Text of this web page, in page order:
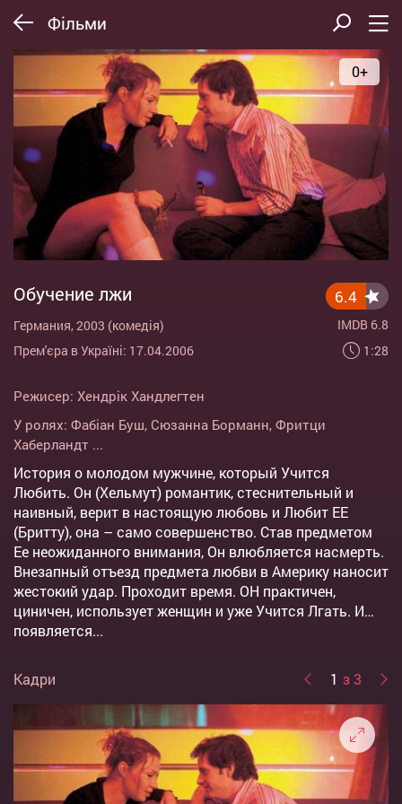
Фільми
0+
Обучение лжи
Германия, 2003 (комедія)
Прем'єра в Україні: 17.04.2006
6.4
IMDB 6.8
1:28
Режисер: Хендрік Хандлегтен
У ролях: Фабіан Буш, Сюзанна Борманн, Фритци
Хаберландт ...
История о молодом мужчине, который Учится
Любить. Он (Хельмут) романтик, стеснительный и
наивный, верит в настоящую любовь и Любит ЕЕ
(Бритту), она – само совершенство. Став предметом
Ее неожиданного внимания, Он влюбляется насмерть.
Внезапный отъезд предмета любви в Америку наносит
жестокий удар. Проходит время. ОН практичен,
циничен, использует женщин и уже Учится Лгать. И…
появляется...
Кадри 1 з 3